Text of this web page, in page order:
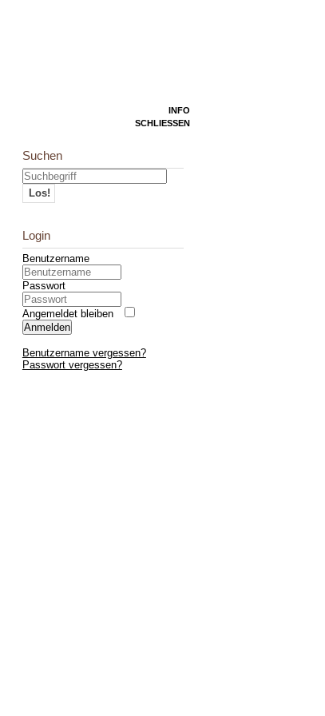
INFO
SCHLIESSEN
Suchen
Los!
Login
Benutzername
Passwort
Angemeldet bleiben
Anmelden
Benutzername vergessen?
Passwort vergessen?